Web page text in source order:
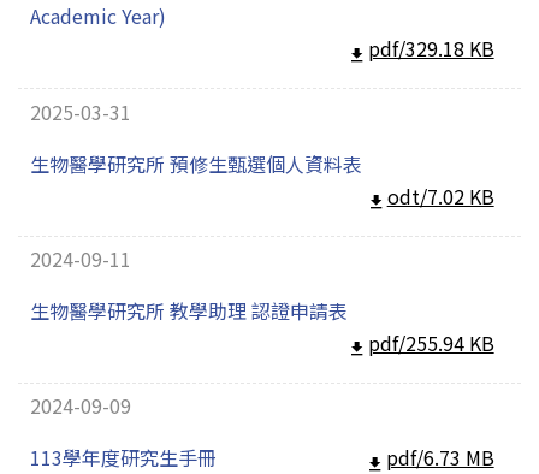
Academic Year)
pdf/329.18 KB
2025-03-31
生物醫學研究所 預修生甄選個人資料表
odt/7.02 KB
2024-09-11
生物醫學研究所 教學助理 認證申請表
pdf/255.94 KB
2024-09-09
113學年度研究生手冊
pdf/6.73 MB